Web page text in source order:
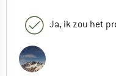
Ja, ik zou het